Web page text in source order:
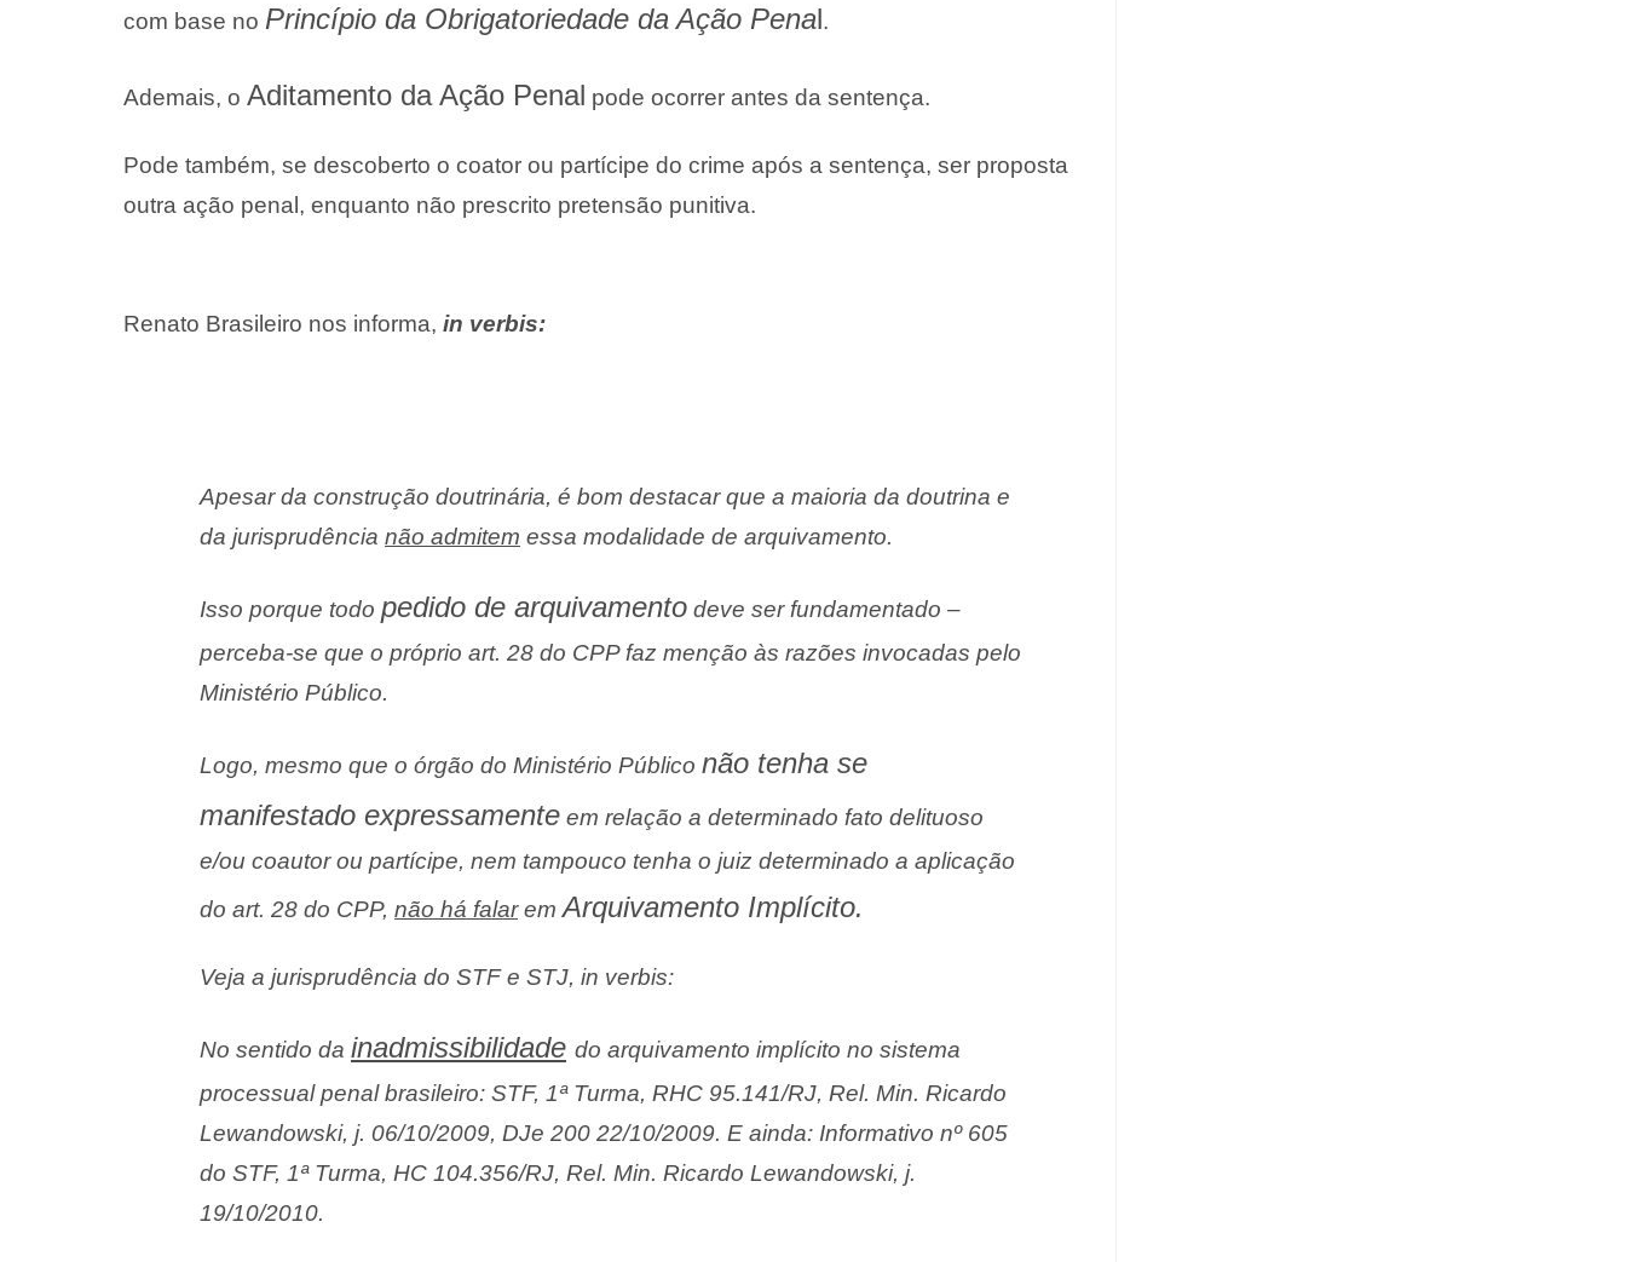
com base no Princípio da Obrigatoriedade da Ação Penal.
Ademais, o Aditamento da Ação Penal pode ocorrer antes da sentença.
Pode também, se descoberto o coator ou partícipe do crime após a sentença, ser proposta
outra ação penal, enquanto não prescrito pretensão punitiva.
Renato Brasileiro nos informa, in verbis:
Apesar da construção doutrinária, é bom destacar que a maioria da doutrina e
da jurisprudência não admitem essa modalidade de arquivamento.
Isso porque todo pedido de arquivamento deve ser fundamentado –
perceba-se que o próprio art. 28 do CPP faz menção às razões invocadas pelo
Ministério Público.
Logo, mesmo que o órgão do Ministério Público não tenha se
manifestado expressamente em relação a determinado fato delituoso
e/ou coautor ou partícipe, nem tampouco tenha o juiz determinado a aplicação
do art. 28 do CPP, não há falaremArquivamento Implícito.
Veja a jurisprudência do STF e STJ, in verbis:
No sentido da inadmissibilidade do arquivamento implícito no sistema
processual penal brasileiro: STF, 1ª Turma, RHC 95.141/RJ, Rel. Min. Ricardo
Lewandowski, j. 06/10/2009, DJe 200 22/10/2009. E ainda: Informativo nº 605
do STF, 1ª Turma, HC 104.356/RJ, Rel. Min. Ricardo Lewandowski, j.
19/10/2010.